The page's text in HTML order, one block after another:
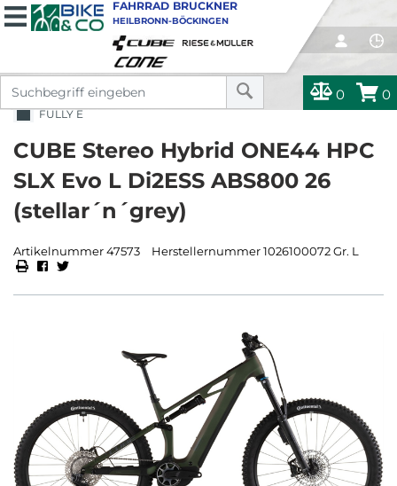
0 0
FAHRRAD BRUCKNER
HEILBRONN-BÖCKINGEN
FULLY E
CUBE Stereo Hybrid ONE44 HPC
SLX Evo L Di2ESS ABS800 26
(stellar´n´grey)
Artikelnummer 47573 Herstellernummer 1026100072 Gr. L